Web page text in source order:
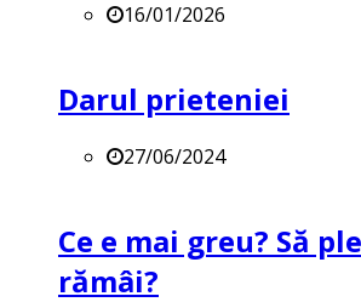
16/01/2026
Darul prieteniei
27/06/2024
Ce e mai greu? Să
rămâi?